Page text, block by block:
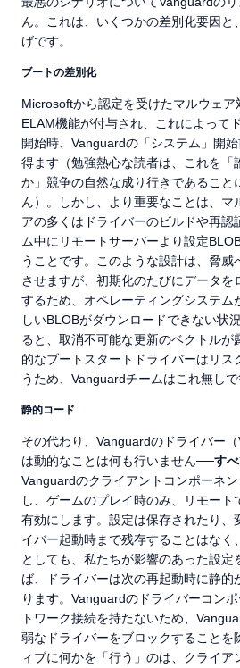
ん。これは、いくつかの差別化要因と
げです。
ブートの差別化
Microsoftから認定を受けたマルウェ
ELAM機能が付与され、これによって
開始時、Vanguardの「システム」開
得ます（勉強熱心な読者は、これを「
か」競争の自然な成り行きであること
ん）。しかし、より重要なことは、マ
アの多くはドライバーのビルドや再認
ム中にリモートサーバーより設定
うことです。このような設計は、脅威
させますが、初期化のたびにデータを
するため、オペレーティングシステム
しいBLOBがダウンロードできない状
ると、取消不可能な更新のベクトルが
的なブートスタートドライバーはリス
うため、Vanguardチームはこれ無しで
静的コード
その代わり、Vanguardのドライバー
は動的なことは何も行いません──す
Vanguardのクライアントコンポーネ
し、ゲームのプレイ時のみ、リモート
有効にします。設定は保存されたり、
イバー起動時まで残存することはなく
としても、私たちが影響のあった設定
ば、ドライバーは次の再起動時に静的
ります。Vanguardのドライバーコン
トワーク接続を持たないため、
弱なドライバーをブロックすることを
ィブに何かを「行う」のは、クライア